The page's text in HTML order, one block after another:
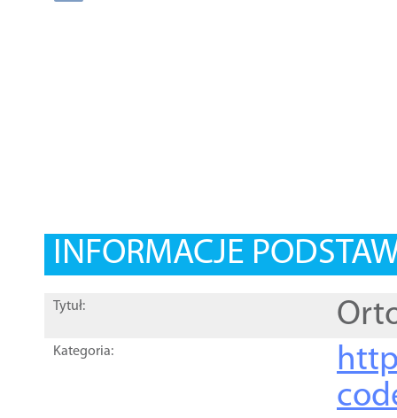
INFORMACJE
Tytuł:
Kategoria: